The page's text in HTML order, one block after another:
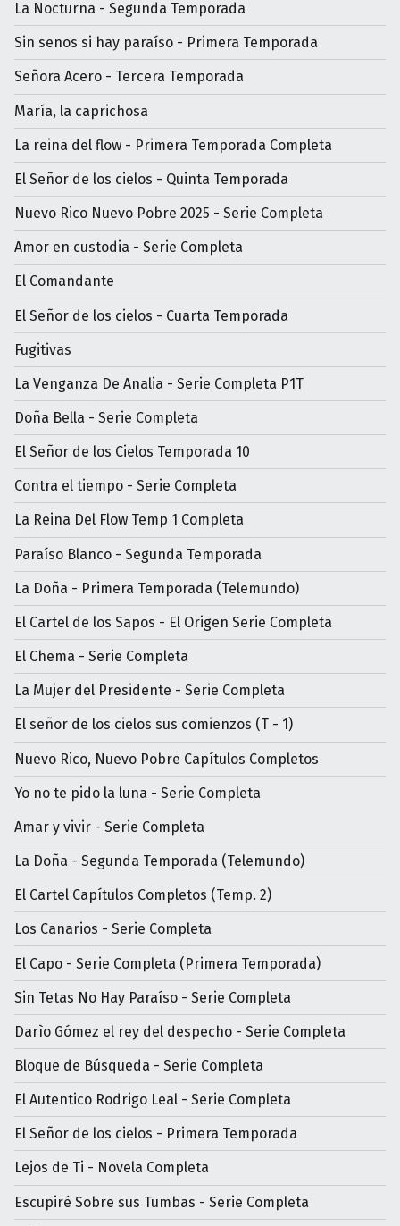
La Nocturna - Segunda Temporada
Sin senos si hay paraíso - Primera Temporada
Señora Acero - Tercera Temporada
María, la caprichosa
La reina del flow - Primera Temporada Completa
El Señor de los cielos - Quinta Temporada
Nuevo Rico Nuevo Pobre 2025 - Serie Completa
Amor en custodia - Serie Completa
El Comandante
El Señor de los cielos - Cuarta Temporada
Fugitivas
La Venganza De Analia - Serie Completa P1T
Doña Bella - Serie Completa
El Señor de los Cielos Temporada 10
Contra el tiempo - Serie Completa
La Reina Del Flow Temp 1 Completa
Paraíso Blanco - Segunda Temporada
La Doña - Primera Temporada (Telemundo)
El Cartel de los Sapos - El Origen Serie Completa
El Chema - Serie Completa
La Mujer del Presidente - Serie Completa
El señor de los cielos sus comienzos (T - 1)
Nuevo Rico, Nuevo Pobre Capítulos Completos
Yo no te pido la luna - Serie Completa
Amar y vivir - Serie Completa
La Doña - Segunda Temporada (Telemundo)
El Cartel Capítulos Completos (Temp. 2)
Los Canarios - Serie Completa
El Capo - Serie Completa (Primera Temporada)
Sin Tetas No Hay Paraíso - Serie Completa
Darìo Gómez el rey del despecho - Serie Completa
Bloque de Búsqueda - Serie Completa
El Autentico Rodrigo Leal - Serie Completa
El Señor de los cielos - Primera Temporada
Lejos de Ti - Novela Completa
Escupiré Sobre sus Tumbas - Serie Completa